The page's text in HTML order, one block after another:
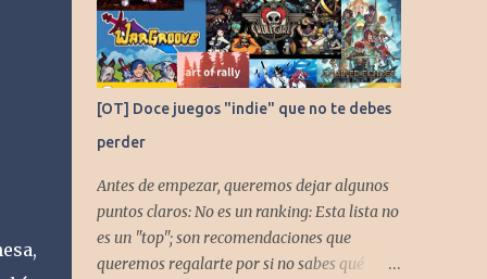
[OT] Doce juegos "indie" que no te debes
perder
Antes de empezar, queremos dejar algunos
puntos claros: No es un ranking: Esta lista no
es un "top"; son recomendaciones que
queremos regalarte por si no sabes qué